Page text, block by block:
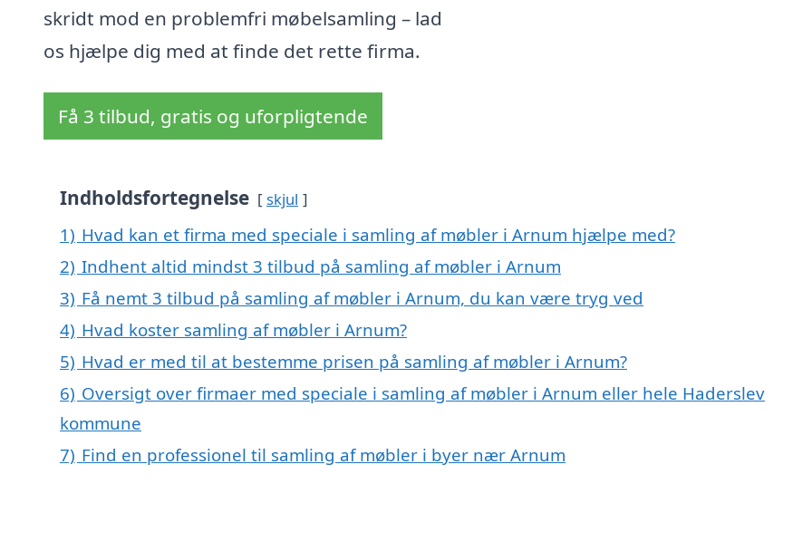
skridt mod en problemfri møbelsamling – lad
os hjælpe dig med at finde det rette firma.
Få 3 tilbud, gratis og uforpligtende
Indholdsfortegnelse skjul
1) Hvad kan et firma med speciale i samling af møbler i Arnum hjælpe med?
2) Indhent altid mindst 3 tilbud på samling af møbler i Arnum
3) Få nemt 3 tilbud på samling af møbler i Arnum, du kan være tryg ved
4) Hvad koster samling af møbler i Arnum?
5) Hvad er med til at bestemme prisen på samling af møbler i Arnum?
6) Oversigt over firmaer med speciale i samling af møbler i Arnum eller hele Haderslev
kommune
7) Find en professionel til samling af møbler i byer nær Arnum